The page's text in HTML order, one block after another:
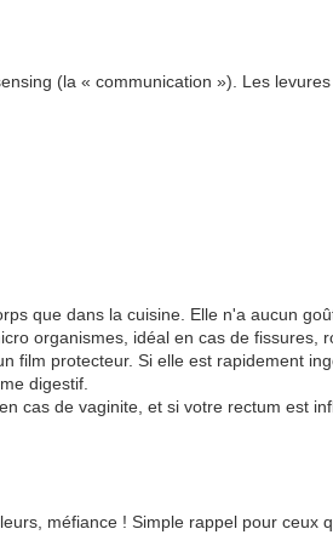
(la « communication »). Les
que dans la cuisine. Elle n'a aucun
organismes, idéal en cas de fissures,
protecteur. Si elle est rapidement
digestif.
cas de vaginite, et si votre rectum est
méfiance ! Simple rappel pour ceux